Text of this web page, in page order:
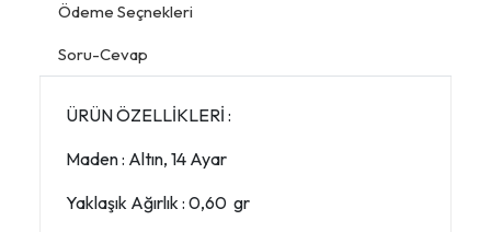
Ödeme Seçnekleri
Soru-Cevap
ÜRÜN ÖZELLİKLERİ :
Maden : Altın, 14 Ayar
Yaklaşık Ağırlık : 0,60 gr